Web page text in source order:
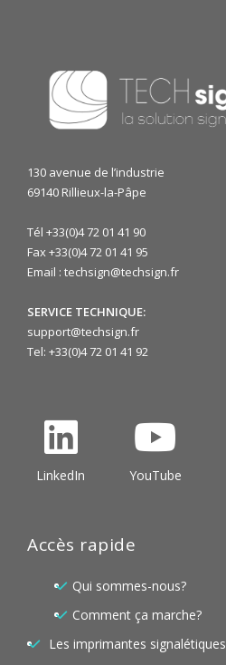
130 avenue de l’industrie
69140 Rillieux-la-Pâpe
Tél +33(0)4 72 01 41 90
Fax +33(0)4 72 01 41 95
Email : techsign@techsign.fr
SERVICE TECHNIQUE:
support@techsign.fr
Tel: +33(0)4 72 01 41 92
LinkedIn YouTube
Accès rapide
Qui sommes-nous?
Comment ça marche?
Les imprimantes signalétiques